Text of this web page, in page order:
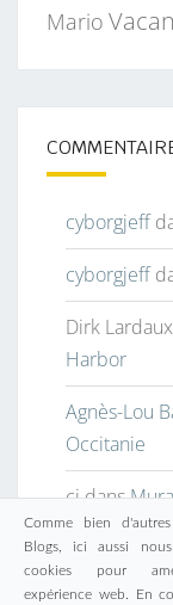
Mario
cyborgjeff
cyborgjeff
Dirk Lardaux
Harbor
Agnès-Lou
Occitanie
cjdans
Comme bien
Blogs, ici aussi
cookies pour
expérience web. En